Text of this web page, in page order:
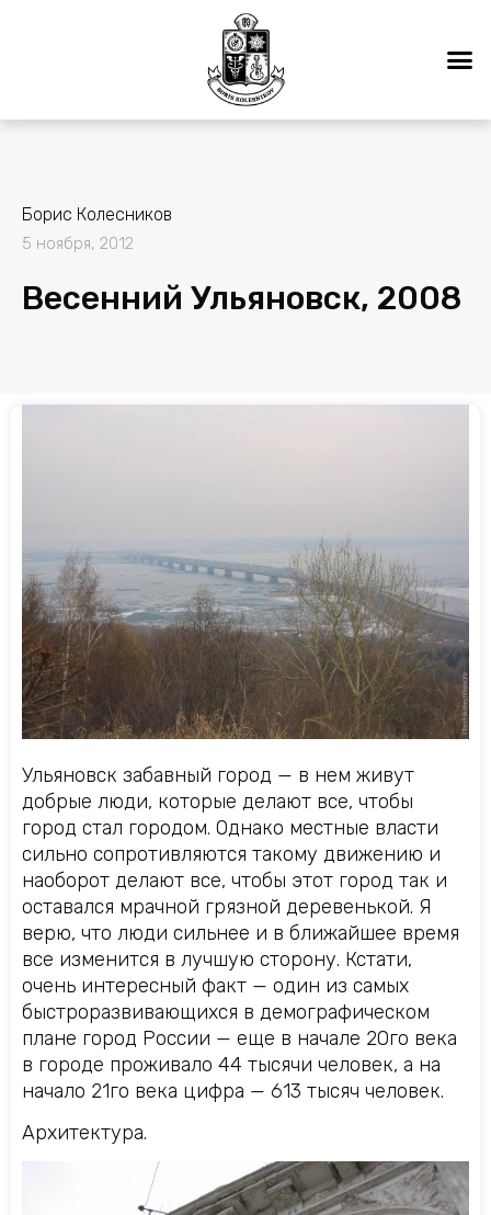
Борис Колесников
5 ноября, 2012
Весенний Ульяновск, 2008
Ульяновск забавный город — в нем живут
добрые люди, которые делают все, чтобы
город стал городом. Однако местные власти
сильно сопротивляются такому движению и
наоборот делают все, чтобы этот город так и
оставался мрачной грязной деревенькой. Я
верю, что люди сильнее и в ближайшее время
все изменится в лучшую сторону. Кстати,
очень интересный факт — один из самых
быстроразвивающихся в демографическом
плане город России — еще в начале 20го века
в городе проживало 44 тысячи человек, а на
начало 21го века цифра — 613 тысяч человек.
Архитектура.